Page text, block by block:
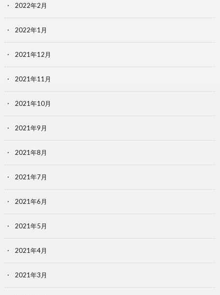
2022年2月
2022年1月
2021年12月
2021年11月
2021年10月
2021年9月
2021年8月
2021年7月
2021年6月
2021年5月
2021年4月
2021年3月